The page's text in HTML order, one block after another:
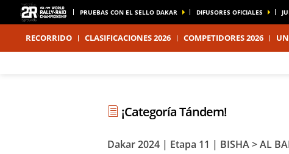
PRUEBAS CON EL SELLO DAKAR DIFUSORES OFICIALES
RECORRIDO CLASIFICACIONES 2026 COMPETIDORES 2026
¡Categoría Tándem!
Dakar 2024 | Etapa 11 | BISHA > AL